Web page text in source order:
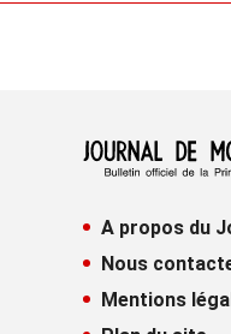
A propos du
Nous
Mentions